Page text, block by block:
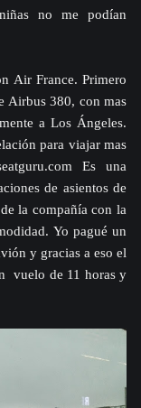
no me podían
Air France. Primero
Airbus 380, con mas
a Los Ángeles.
para viajar mas
Es una
de asientos de
la compañía con la
Yo pagué un
y gracias a eso el
vuelo de 11 horas y